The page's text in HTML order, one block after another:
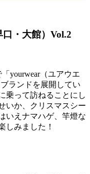
・大館）Vol.2
yourwear（ユアウエ
ランドを展開してい
乗って訪ねることにし
いか、クリスマスシー
いえナマハゲ、竿燈な
しみました！